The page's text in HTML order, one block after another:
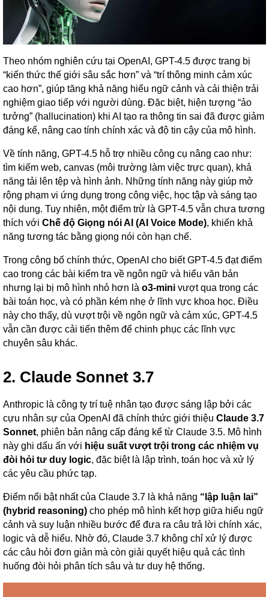
Theo nhóm nghiên cứu tại OpenAI, GPT-4.5 được trang bị
“kiến thức thế giới sâu sắc hơn” và “trí thông minh cảm xúc
cao hơn”, giúp tăng khả năng hiểu ngữ cảnh và cải thiện trải
nghiệm giao tiếp với người dùng. Đặc biệt, hiện tượng “ảo
tưởng” (hallucination) khi AI tạo ra thông tin sai đã được giảm
đáng kể, nâng cao tính chính xác và độ tin cậy của mô hình.
Về tính năng, GPT-4.5 hỗ trợ nhiều công cụ nâng cao như:
tìm kiếm web, canvas (môi trường làm việc trực quan), khả
năng tải lên tệp và hình ảnh. Những tính năng này giúp mở
rộng phạm vi ứng dụng trong công việc, học tập và sáng tạo
nội dung. Tuy nhiên, một điểm trừ là GPT-4.5 vẫn chưa tương
thích với Chế độ Giọng nói AI (AI Voice Mode), khiến khả
năng tương tác bằng giọng nói còn hạn chế.
Trong công bố chính thức, OpenAI cho biết GPT-4.5 đạt điểm
cao trong các bài kiểm tra về ngôn ngữ và hiểu văn bản
nhưng lại bị mô hình nhỏ hơn là o3-mini vượt qua trong các
bài toán học, và có phần kém nhẹ ở lĩnh vực khoa học. Điều
này cho thấy, dù vượt trội về ngôn ngữ và cảm xúc, GPT-4.5
vẫn cần được cải tiến thêm để chinh phục các lĩnh vực
chuyên sâu khác.
2. Claude Sonnet 3.7
Anthropic là công ty trí tuệ nhân tạo được sáng lập bởi các
cựu nhân sự của OpenAI đã chính thức giới thiệu Claude 3.7
Sonnet, phiên bản nâng cấp đáng kể từ Claude 3.5. Mô hình
này ghi dấu ấn với hiệu suất vượt trội trong các nhiệm vụ
đòi hỏi tư duy logic, đặc biệt là lập trình, toán học và xử lý
các yêu cầu phức tạp.
Điểm nổi bật nhất của Claude 3.7 là khả năng “lập luận lai”
(hybrid reasoning) cho phép mô hình kết hợp giữa hiểu ngữ
cảnh và suy luận nhiều bước để đưa ra câu trả lời chính xác,
logic và dễ hiểu. Nhờ đó, Claude 3.7 không chỉ xử lý được
các câu hỏi đơn giản mà còn giải quyết hiệu quả các tình
huống đòi hỏi phân tích sâu và tư duy hệ thống.